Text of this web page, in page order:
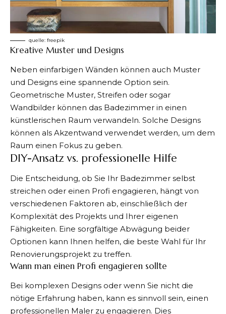
quelle: freepik
Kreative Muster und Designs
Neben einfarbigen Wänden können auch Muster
und Designs eine spannende Option sein.
Geometrische Muster, Streifen oder sogar
Wandbilder können das Badezimmer in einen
künstlerischen Raum verwandeln. Solche Designs
können als Akzentwand verwendet werden, um dem
Raum einen Fokus zu geben.
DIY-Ansatz vs. professionelle Hilfe
Die Entscheidung, ob Sie Ihr Badezimmer selbst
streichen oder einen Profi engagieren, hängt von
verschiedenen Faktoren ab, einschließlich der
Komplexität des Projekts und Ihrer eigenen
Fähigkeiten. Eine sorgfältige Abwägung beider
Optionen kann Ihnen helfen, die beste Wahl für Ihr
Renovierungsprojekt zu treffen.
Wann man einen Profi engagieren sollte
Bei komplexen Designs oder wenn Sie nicht die
nötige Erfahrung haben, kann es sinnvoll sein, einen
professionellen Maler zu engagieren. Dies